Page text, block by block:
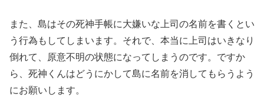
また、島はその死神手帳に大嫌いな上司の名前を書くとい
う行為もしてしまいます。それで、本当に上司はいきなり
倒れて、原意不明の状態になってしまうのです。ですか
ら、死神くんはどうにかして島に名前を消してもらうよう
にお願いします。